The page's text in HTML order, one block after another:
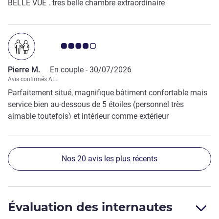
gamme, étrange de ne voir aucune "générosité
fruit et les 2 capsules Nespresso supplémentaires.
BELLE VUE . tres belle chambre extraordinaire
Note Avis clients 4.0/5
Pierre M. En couple - 30/07/2026
Avis confirmés ALL
Parfaitement situé, magnifique bâtiment confortable mais
service bien au-dessous de 5 étoiles (personnel très
aimable toutefois) et intérieur comme extérieur
Nos 20 avis les plus récents
Évaluation des internautes